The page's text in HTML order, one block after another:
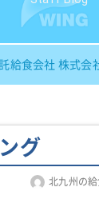
給食会社 株式会
グ
北九州の